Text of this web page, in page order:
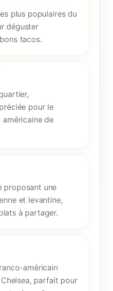
plus populaires du
déguster
tacos.
pour le
américaine de
proposant une
et levantine,
à partager.
américain
parfait pour